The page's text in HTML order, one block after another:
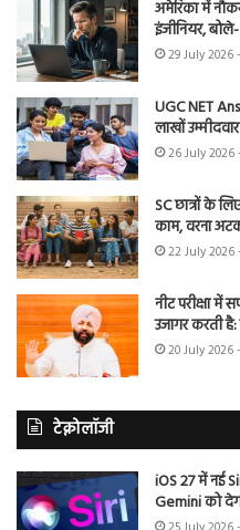
अमेरिका में
इंजीनियर,
29 July 2026
UGC NET
लाखों
26 July 2026
SC छात्रों के
काम, वरना
22 July 2026
नीट परीक्षा में
उजागर करती है:
20 July 2026
टेक्नोलॉजी
iOS 27 में नई
Gemini को